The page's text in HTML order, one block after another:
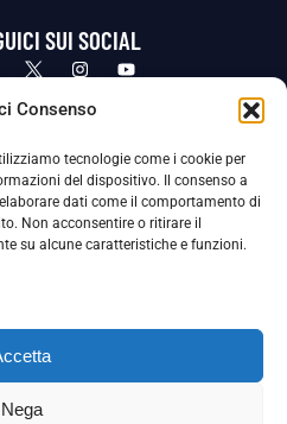
Consenso
tecnologie come i cookie per
del dispositivo. Il consenso a
dati come il comportamento di
Non acconsentire o ritirare il
su alcune caratteristiche e funzioni.
Nega
SUI SOCIAL
Cookie Policy
Dati Personali (DPO), figura specializzata che vigila sulle modalità
per tutelare i Suoi dati personali.
il DPO può scrivere a
Codice Etico, consultabile al seguente link: